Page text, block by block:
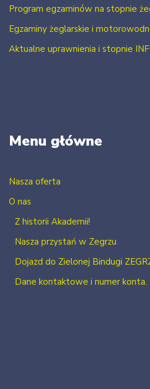
Program egzaminów na stopnie
Egzaminy żeglarskie i
Aktualne uprawnienia i stopnie
Menu główne
Nasza oferta
O nas
Z historii Akademii!
Nasza przystań w Zegrzu
Dojazd do Zielonej Bindugi
Dane kontaktowe i numer konta.